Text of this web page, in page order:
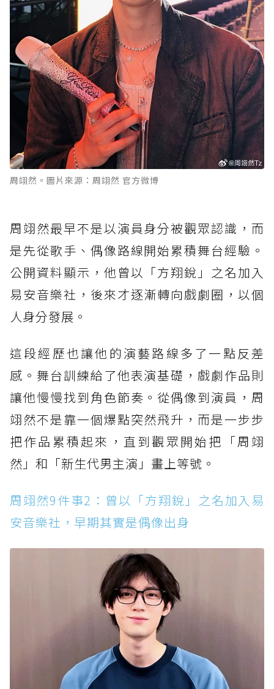
周翊然。圖片來源：周翊然 官方微博
周翊然最早不是以演員身分被觀眾認識，而
是先從歌手、偶像路線開始累積舞台經驗。
公開資料顯示，他曾以「方翔銳」之名加入
易安音樂社，後來才逐漸轉向戲劇圈，以個
人身分發展。
這段經歷也讓他的演藝路線多了一點反差
感。舞台訓練給了他表演基礎，戲劇作品則
讓他慢慢找到角色節奏。從偶像到演員，周
翊然不是靠一個爆點突然飛升，而是一步步
把作品累積起來，直到觀眾開始把「周翊
然」和「新生代男主演」畫上等號。
周翊然9件事2：曾以「方翔銳」之名加入易
安音樂社，早期其實是偶像出身